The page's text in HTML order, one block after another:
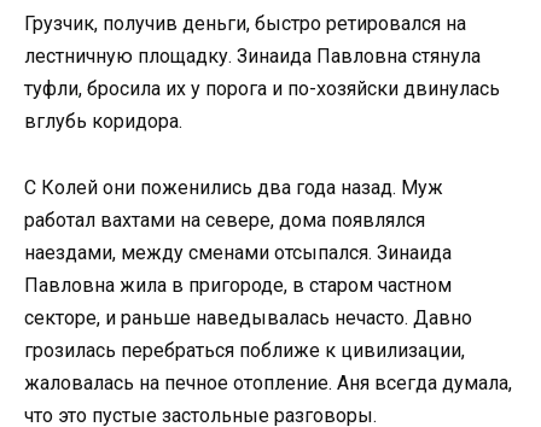
Грузчик, получив деньги, быстро ретировался на
лестничную площадку. Зинаида Павловна стянула
туфли, бросила их у порога и по-хозяйски двинулась
вглубь коридора.
С Колей они поженились два года назад. Муж
работал вахтами на севере, дома появлялся
наездами, между сменами отсыпался. Зинаида
Павловна жила в пригороде, в старом частном
секторе, и раньше наведывалась нечасто. Давно
грозилась перебраться поближе к цивилизации,
жаловалась на печное отопление. Аня всегда думала,
что это пустые застольные разговоры.